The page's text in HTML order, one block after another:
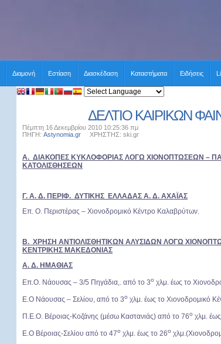
Διαμονή Εστίαση Διασκέδαση Καταστήματα Ειδήσεις
ΔΕΛΤΙΟ ΚΑΙΡΙΚΩΝ
Πέμπτη 16 Δεκεμβρίου 2010 10:25:36 πμ
ΠΗΓΗ: Astynomia.gr ΧΡΗΣΤΗΣ: ski.gr
Α. ΔΙΑΚΟΠΕΣ ΚΥΚΛΟΦΟΡΙΑΣ ΛΟΓΩ ΧΙΟΝΟΠΤΩΣΕΩΝ –
ΚΑΤΟΛΙΣΘΗΣΕΩΝ
Γ. Α. Δ. ΠΕΡΙΦ. ΔΥΤΙΚΗΣ ΕΛΛΑΔΑΣ Α. Δ. ΑΧΑΪΑΣ
Επ. Ο. Περιστέρας – Χιονοδρομικό Κέντρο Καλαβρύτων.
Β. ΧΡΗΣΗ ΑΝΤΙΟΛΙΣΘΗΤΙΚΩΝ ΑΛΥΣΙΔΩΝ ΛΟΓΩ
ΚΕΝΤΡΙΚΗΣ ΜΑΚΕΔΟΝΙΑΣ
Α. Δ. ΗΜΑΘΙΑΣ
Επ.Ο. Νάουσας – 3/5 Πηγάδια,. από το 3ο χλμ. έως το
Ε.Ο Νάουσας – Σελίου, από το 3ο χλμ. έως το Χιονοδρομικό
Π.Ε.Ο. Βέροιας-Κοζάνης (μέσω Καστανιάς) από το 76ο χλμ.
Ε.Ο Βέροιας-Σελίου από το 47ο χλμ. έως το 26ο